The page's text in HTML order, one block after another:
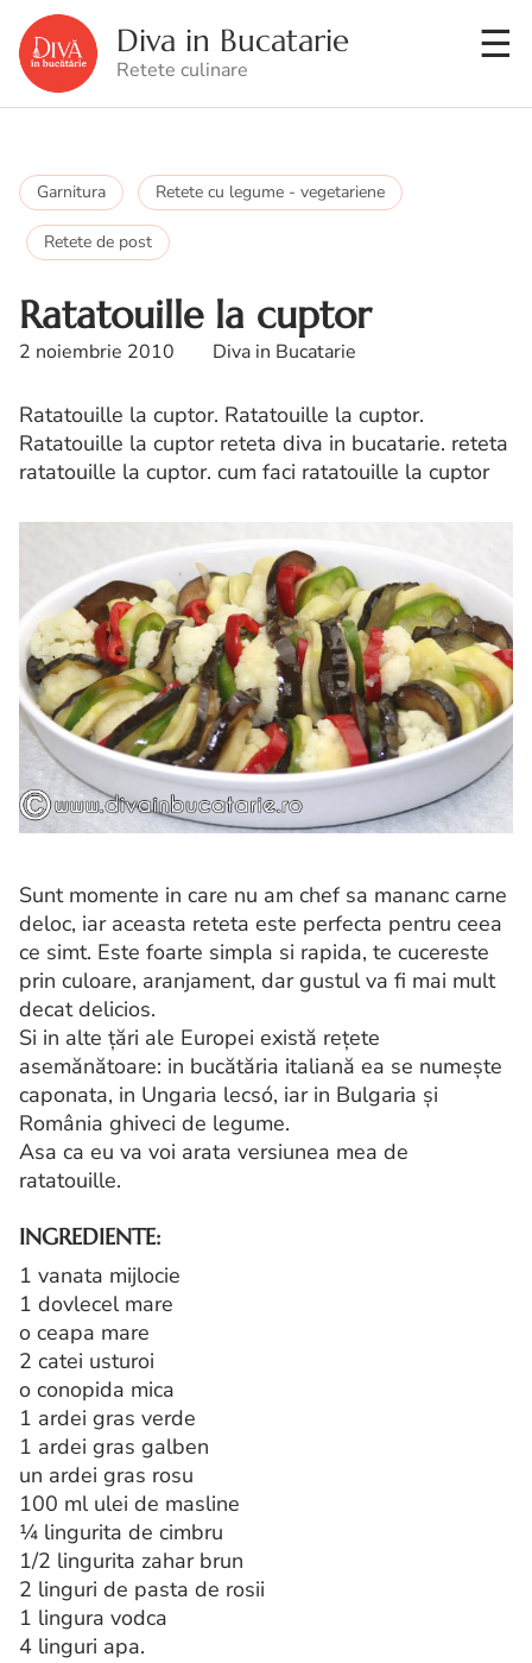
Diva in Bucatarie
Retete culinare
Garnitura Retete cu legume - vegetariene
Retete de post
Ratatouille la cuptor
2 noiembrie 2010 Diva in Bucatarie
Ratatouille la cuptor. Ratatouille la cuptor.
Ratatouille la cuptor reteta diva in bucatarie. reteta
ratatouille la cuptor. cum faci ratatouille la cuptor
Sunt momente in care nu am chef sa mananc carne
deloc, iar aceasta reteta este perfecta pentru ceea
ce simt. Este foarte simpla si rapida, te cucereste
prin culoare, aranjament, dar gustul va fi mai mult
decat delicios.
Si in alte țări ale Europei există rețete
asemănătoare: in bucătăria italiană ea se numește
caponata, in Ungaria lecsó, iar in Bulgaria și
România ghiveci de legume.
Asa ca eu va voi arata versiunea mea de
ratatouille.
INGREDIENTE:
1 vanata mijlocie
1 dovlecel mare
o ceapa mare
2 catei usturoi
o conopida mica
1 ardei gras verde
1 ardei gras galben
un ardei gras rosu
100 ml ulei de masline
¼ lingurita de cimbru
1/2 lingurita zahar brun
2 linguri de pasta de rosii
1 lingura vodca
4 linguri apa.